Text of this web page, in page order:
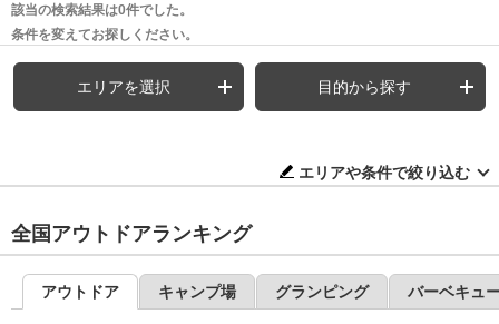
該当の検索結果は0件でした。
条件を変えてお探しください。
エリアを選択 目的から探す
エリアや条件で絞り込む
全国アウトドアランキング
アウトドア キャンプ場 グランピング バーベキュ